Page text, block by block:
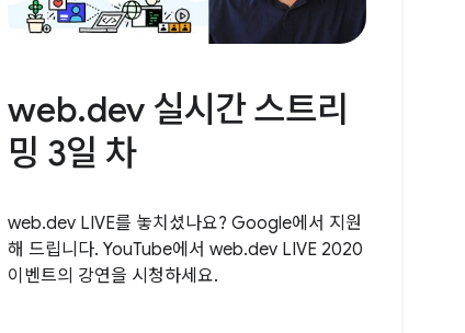
web.dev 실시간 스트리
밍 3일 차
web.dev LIVE를 놓치셨나요? Google에서 지원
해 드립니다. YouTube에서 web.dev LIVE 2020
이벤트의 강연을 시청하세요.